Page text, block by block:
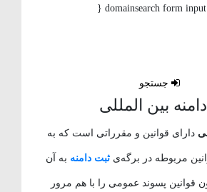
جستجو
بین المللی
قوانین و مقرراتی است که به
مربوطه در برگه‌یثبت دامنهبه آن
قوانین پسوند عمومی را با هم مرور